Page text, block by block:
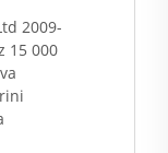
2009-
15 000